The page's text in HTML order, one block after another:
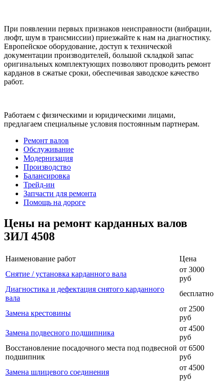
При появлении первых признаков неисправности (вибрации,
люфт, шум в трансмиссии) приезжайте к нам на диагностику.
Европейское оборудование, доступ к технической
документации производителей, большой складкой запас
оригинальных комплектующих позволяют проводить ремонт
карданов в сжатые сроки, обеспечивая заводское качество
работ.
Работаем с физическими и юридическими лицами,
предлагаем специальные условия постоянным партнерам.
Ремонт валов
Обслуживание
Модернизация
Производство
Балансировка
Трейд-ин
Запчасти для ремонта
Помощь на дороге
Цены на ремонт карданных валов
ЗИЛ 4508
Наименование работ
Цена
Снятие / установка карданного вала
от 3000
руб
Диагностика и дефектация снятого карданного
вала
бесплатно
Замена крестовины
от 2500
руб
Замена подвесного подшипника
от 4500
руб
Восстановление посадочного места под подвесной
подшипник
от 6500
руб
Замена шлицевого соединения
от 4500
руб